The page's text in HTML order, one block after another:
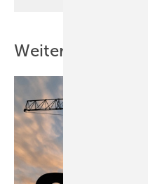
Weitere Inhalte